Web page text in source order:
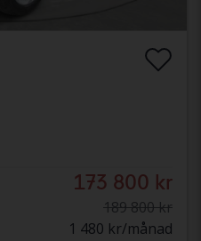
173 800 kr
189 800 kr
1 480 kr/månad